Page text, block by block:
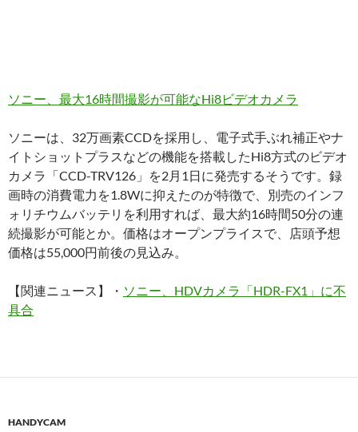
ソニー、最大16時間撮影が可能なHi8ビデオカメラ
ソニーは、32万画素CCDを採用し、電子式手ぶれ補正やナ
イトショットプラスなどの機能を搭載したHi8方式のビデオ
カメラ「CCD-TRV126」を2月1日に発売するそうです。録
画時の消費電力を1.8Wに抑えたのが特徴で、別売のインフ
ォリチウムバッテリを利用すれば、最大約16時間50分の連
続撮影が可能とか。価格はオープンプライスで、店頭予想
価格は55,000円前後の見込み。
【関連ニュース】・ ソニー、HDVカメラ「HDR-FX1」に不
具合
HANDYCAM